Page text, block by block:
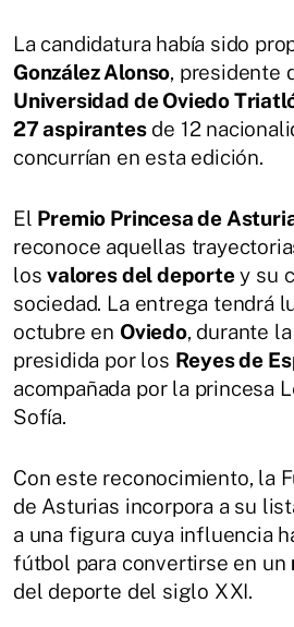
La candidatura había sido
González Alonso, presidente
Universidad de Oviedo
27 aspirantesde 12
concurrían en esta edición.
El Premio Princesa de
reconoce aquellas
losvalores del deportey su
sociedad. La entrega tendrá
octubre en Oviedo, durante
presidida por los Reyes de
acompañada por la princesa
Sofía.
Con este reconocimiento, la
de Asturias incorpora a su
a una figura cuya influencia
fútbol para convertirse en un
del deporte del siglo XXI.